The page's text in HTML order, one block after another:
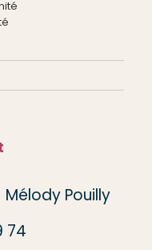
Pouilly
74